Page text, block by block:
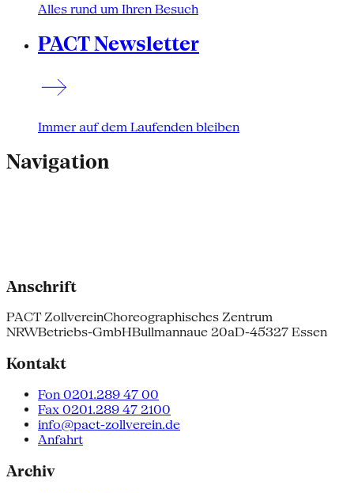
Alles rund um Ihren Besuch
PACT Newsletter
Immer auf dem Laufenden bleiben
Navigation
Anschrift
PACT ZollvereinChoreographisches Zentrum
NRWBetriebs-GmbHBullmannaue 20aD-45327 Essen
Kontakt
Fon 0201.289 47 00
Fax 0201.289 47 2100
info@pact-zollverein.de
Anfahrt
Archiv